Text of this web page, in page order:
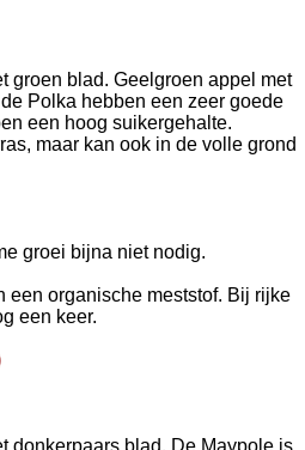
groen blad. Geelgroen appel met
Polka hebben een zeer goede
een hoog suikergehalte.
maar kan ook in de volle grond
groei bijna niet nodig.
een organische meststof. Bij rijke
een keer.
donkerpaars blad. De Maypole is